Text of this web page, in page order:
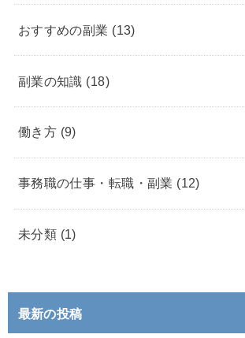
おすすめの副業 (13)
副業の知識 (18)
働き方 (9)
事務職の仕事・転職・副業 (12)
未分類 (1)
最新の投稿